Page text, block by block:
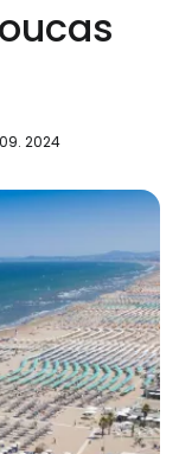
2024